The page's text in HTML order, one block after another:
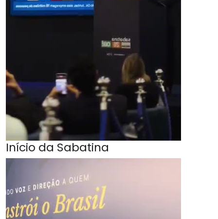
Início da Sabatina